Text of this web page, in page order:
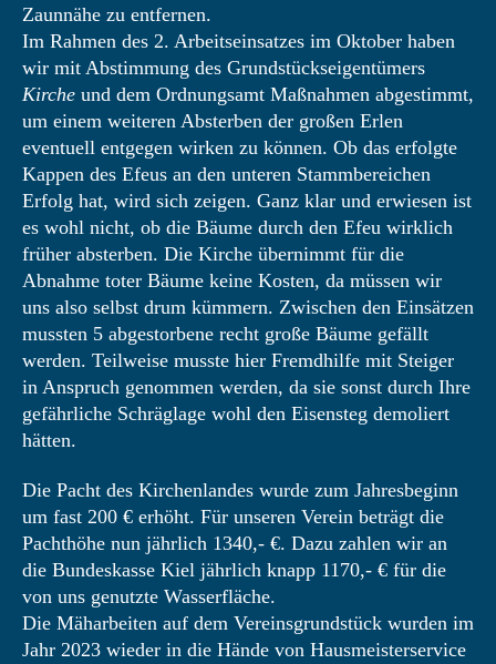
Zaunnähe zu entfernen.
Im Rahmen des 2. Arbeitseinsatzes im Oktober haben
wir mit Abstimmung des Grundstückseigentümers
Kirche und dem Ordnungsamt Maßnahmen abgestimmt,
um einem weiteren Absterben der großen Erlen
eventuell entgegen wirken zu können. Ob das erfolgte
Kappen des Efeus an den unteren Stammbereichen
Erfolg hat, wird sich zeigen. Ganz klar und erwiesen ist
es wohl nicht, ob die Bäume durch den Efeu wirklich
früher absterben. Die Kirche übernimmt für die
Abnahme toter Bäume keine Kosten, da müssen wir
uns also selbst drum kümmern. Zwischen den Einsätzen
mussten 5 abgestorbene recht große Bäume gefällt
werden. Teilweise musste hier Fremdhilfe mit Steiger
in Anspruch genommen werden, da sie sonst durch Ihre
gefährliche Schräglage wohl den Eisensteg demoliert
hätten.
Die Pacht des Kirchenlandes wurde zum Jahresbeginn
um fast 200 € erhöht. Für unseren Verein beträgt die
Pachthöhe nun jährlich 1340,- €. Dazu zahlen wir an
die Bundeskasse Kiel jährlich knapp 1170,- € für die
von uns genutzte Wasserfläche.
Die Mäharbeiten auf dem Vereinsgrundstück wurden im
Jahr 2023 wieder in die Hände von Hausmeisterservice